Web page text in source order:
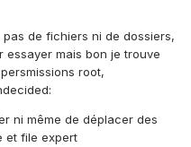
de fichiers ni de dossiers,
mais bon je trouve
root,
ni même de déplacer des
et file expert